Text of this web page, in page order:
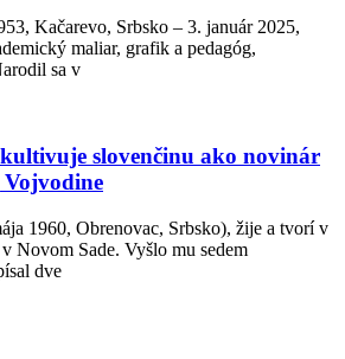
Kačarevo, Srbsko – 3. január 2025,
maliar, grafik a pedagóg,
sa v
slovenčinu ako novinár
1960, Obrenovac, Srbsko), žije a tvorí v
Novom Sade. Vyšlo mu sedem
dve